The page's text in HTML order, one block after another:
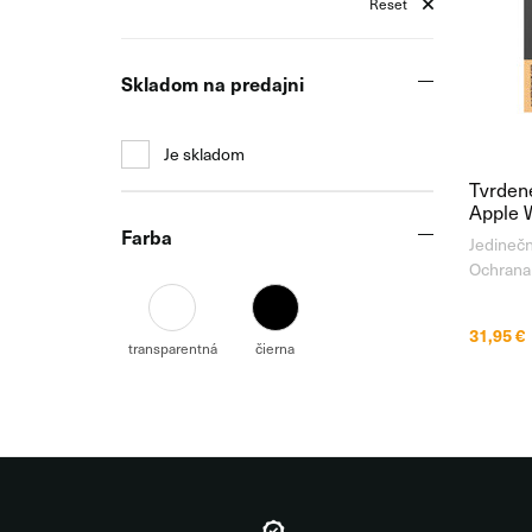
Reset
Skladom na predajni
Je skladom
Farba
transparentná čierna
Apple
31,95 €